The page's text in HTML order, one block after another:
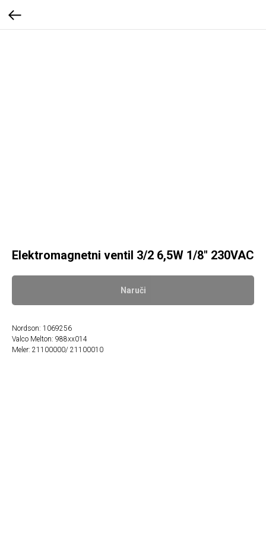
Elektromagnetni ventil 3/2 6,5W 1/8" 230VAC
Naruči
Nordson: 1069256
Valco Melton: 988xx014
Meler: 21100000/ 21100010